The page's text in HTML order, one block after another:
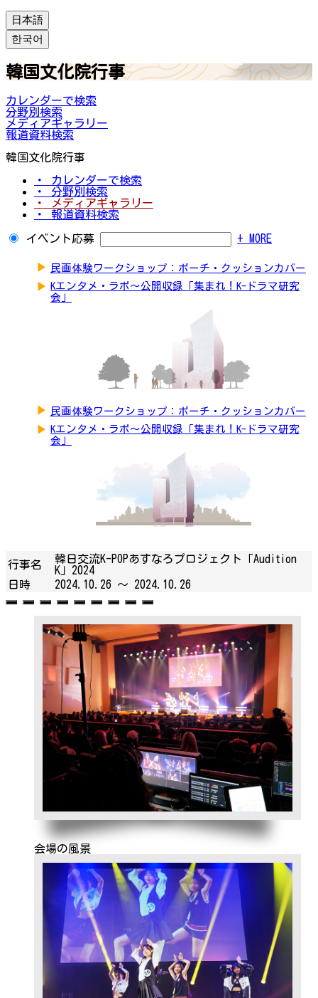
日本語
한국어
韓国文化院行事
カレンダーで検索
分野別検索
メディアギャラリー
報道資料検索
韓国文化院行事
・ カレンダーで検索
・ 分野別検索
・ メディアギャラリー
・ 報道資料検索
イベント応募 + MORE
▶ 民画体験ワークショップ：ポーチ・クッションカバー
▶ Kエンタメ・ラボ～公開収録「集まれ！K-ドラマ研究
会」
▶ 民画体験ワークショップ：ポーチ・クッションカバー
▶ Kエンタメ・ラボ～公開収録「集まれ！K-ドラマ研究
会」
行事名
韓日交流K-POPあすなろプロジェクト「Audition
K」2024
日時
2024.10.26 ～ 2024.10.26
会場の風景